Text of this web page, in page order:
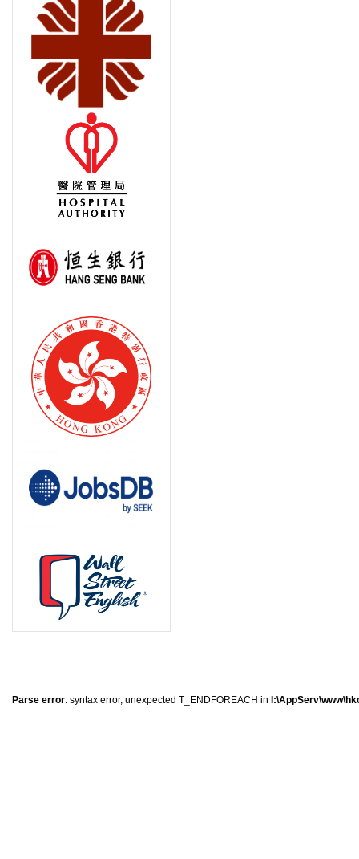
Parse error: syntax error, unexpected T_ENDFOREACH in